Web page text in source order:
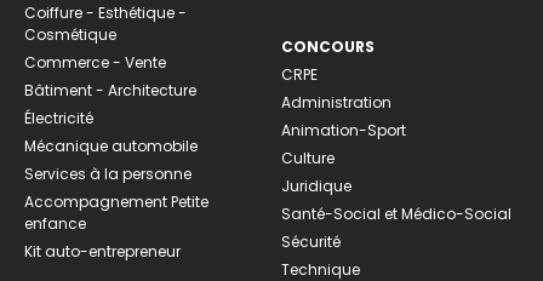
Coiffure - Esthétique -
Cosmétique
Commerce - Vente
Bâtiment - Architecture
Électricité
Mécanique automobile
Services à la personne
Accompagnement Petite
enfance
Kit auto-entrepreneur
CONCOURS
CRPE
Administration
Animation-Sport
Culture
Juridique
Santé-Social et Médico-Social
Sécurité
Technique